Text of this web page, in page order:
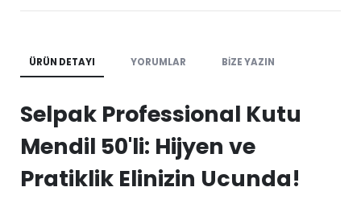
ÜRÜN DETAYI YORUMLAR BIZE YAZIN
Selpak Professional Kutu
Mendil 50'li: Hijyen ve
Pratiklik Elinizin Ucunda!